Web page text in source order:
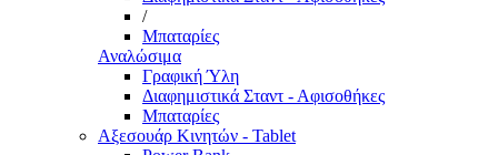
/
Μπαταρίες
Αναλώσιμα
Γραφική Ύλη
Διαφημιστικά Σταντ - Αφισοθήκες
Μπαταρίες
Αξεσουάρ Κινητών - Tablet